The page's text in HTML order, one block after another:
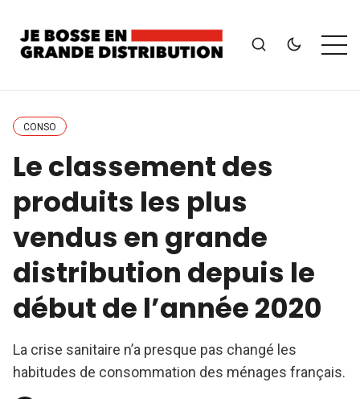
CONSO
Le classement des
produits les plus
vendus en grande
distribution depuis le
début de l’année 2020
La crise sanitaire n’a presque pas changé les
habitudes de consommation des ménages français.